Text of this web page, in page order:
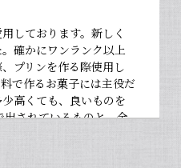
しております。新しく
確かにワンランク以上
プリンを作る際使用し
で作るお菓子には主役だ
高くても、良いものを
されているものと、全